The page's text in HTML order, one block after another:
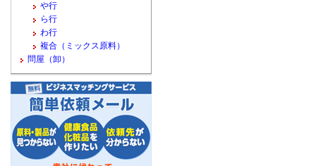
や行
ら行
わ行
複合（ミックス原料）
問屋（卸）